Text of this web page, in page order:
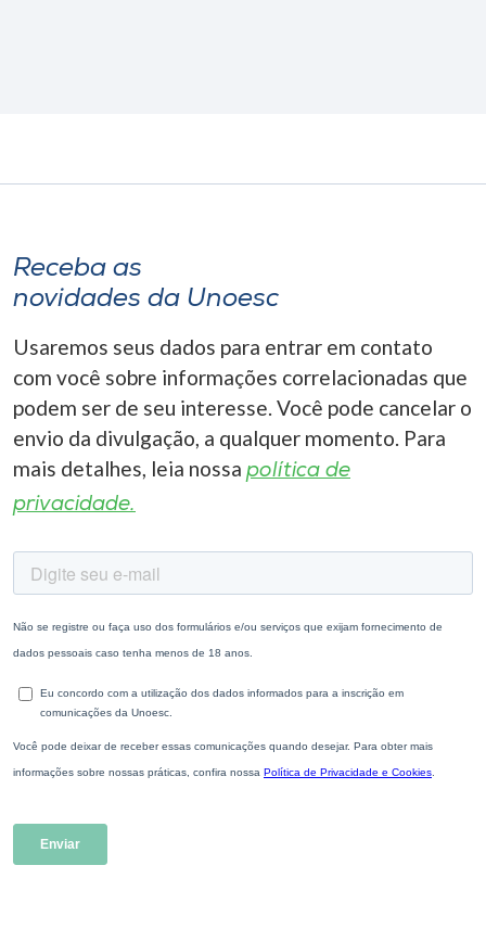
Receba as
novidades da Unoesc
Usaremos seus dados para entrar em contato
com você sobre informações correlacionadas que
podem ser de seu interesse. Você pode cancelar o
envio da divulgação, a qualquer momento. Para
mais detalhes, leia nossa política de
privacidade.